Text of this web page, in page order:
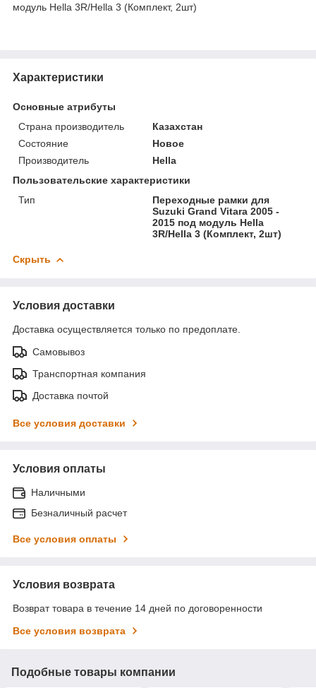
модуль Hella 3R/Hella 3 (Комплект, 2шт)
Характеристики
Основные атрибуты
Страна производитель
Казахстан
Состояние
Новое
Производитель
Hella
Пользовательские характеристики
Тип
Переходные рамки для
Suzuki Grand Vitara 2005 -
2015 под модуль Hella
3R/Hella 3 (Комплект, 2шт)
Скрыть
Условия доставки
Доставка осуществляется только по предоплате.
Самовывоз
Транспортная компания
Доставка почтой
Все условия доставки
Условия оплаты
Наличными
Безналичный расчет
Все условия оплаты
Условия возврата
Возврат товара в течение 14 дней по договоренности
Все условия возврата
Подобные товары компании